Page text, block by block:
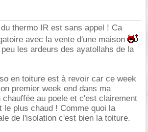
thermo IR est sans appel ! Ca
avec la vente d'une maison
les ardeurs des ayatollahs de la
en toiture est à revoir car ce week
premier week end dans ma
chauffée au poele et c'est clairement
le plus chaud ! Comme quoi la
de l'isolation c'est bien la toiture.